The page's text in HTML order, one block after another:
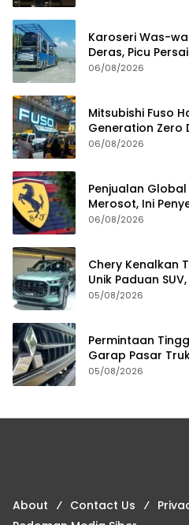
Karoseri Was-
Deras, Picu
06/08/2026
Mitsubishi Fuso
Generation Zero
06/08/2026
Penjualan
Merosot, Ini
06/08/2026
Chery Kenalkan
Unik Paduan
05/08/2026
Permintaan
Garap Pasar
05/08/2026
About Contact Us